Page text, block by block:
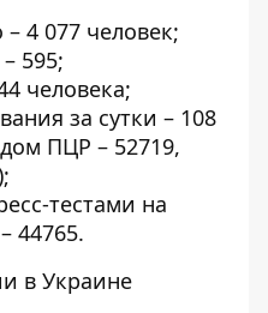
4 077 человек;
595;
человека;
за сутки – 108
ПЦР – 52719,
тестами на
44765.
в Украине